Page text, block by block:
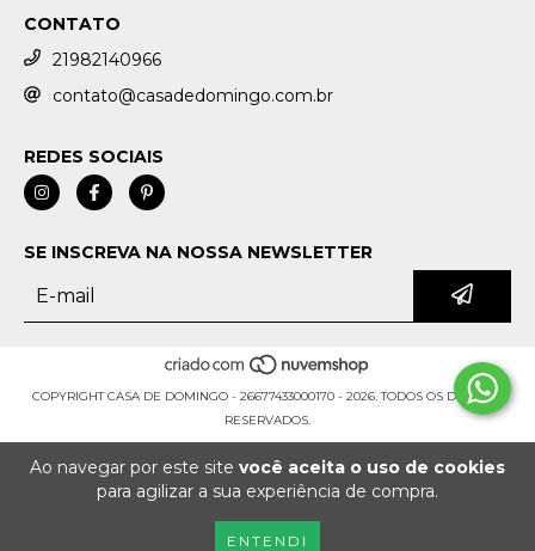
Ao navegar por este site você aceita o uso de cookies
para agilizar a sua experiência de compra.
ENTENDI
CONTATO
21982140966
contato@casadedomingo.com.br
REDES SOCIAIS
SE INSCREVA NA NOSSA NEWSLETTER
COPYRIGHT CASA DE DOMINGO - 26677433000170 - 2026. TODOS OS DIREITOS
RESERVADOS.